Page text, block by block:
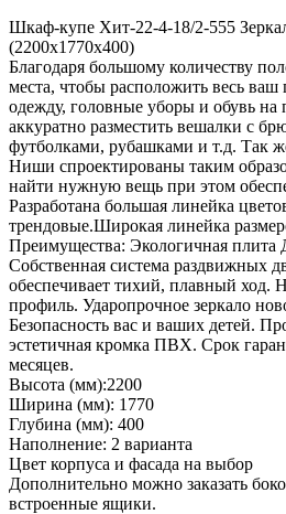
Шкаф-купе Хит-22-4-18/2-555
(2200х1770х400)
Благодаря большому количеству
места, чтобы расположить весь
одежду, головные уборы и обувь
аккуратно разместить вешалки с
футболками, рубашками и т.д. Так
Ниши спроектированы таким
найти нужную вещь при этом
Разработана большая линейка
трендовые.Широкая линейка
Преимущества: Экологичная плита
Собственная система раздвижных
обеспечивает тихий, плавный
профиль. Ударопрочное зеркало
Безопасность вас и ваших детей.
эстетичная кромка ПВХ. Срок
месяцев.
Высота (мм):2200
Ширина (мм): 1770
Глубина (мм): 400
Наполнение: 2 варианта
Цвет корпуса и фасада на выбор
Дополнительно можно заказать
встроенные ящики.